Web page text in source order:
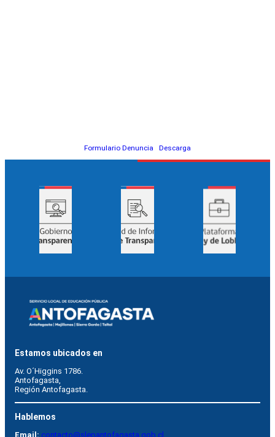
Formulario Denuncia Descarga
Estamos ubicados en
Av. O´Higgins 1786.
Antofagasta,
Región Antofagasta.
Hablemos
Email: contacto@slepantofagasta.gob.cl